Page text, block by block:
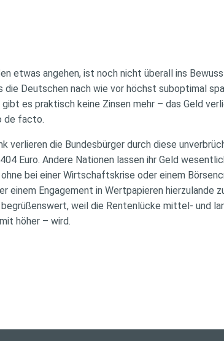
etwas angehen, ist noch nicht überall ins
Deutschen nach wie vor höchst suboptimal
es praktisch keine Zinsen mehr – das Geld
de facto.
verlieren die Bundesbürger durch diese
Euro. Andere Nationen lassen ihr Geld
bei einer Wirtschaftskrise oder einem
einem Engagement in Wertpapieren hierzulande
weil die Rentenlücke mittel- und
höher – wird.